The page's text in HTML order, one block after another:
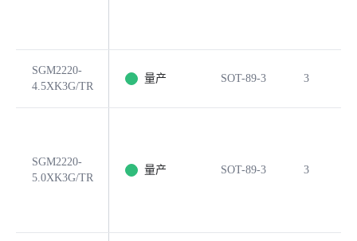
SGM2220-
4.5XK3G/TR
量产 SOT-89-3 3
SGM2220-
5.0XK3G/TR
量产 SOT-89-3 3